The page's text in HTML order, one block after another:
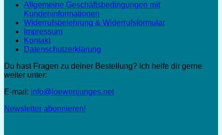
Allgemeine Geschäftsbedingungen mit
Kundeninformationen
Widerrufsbelehrung & Widerrufsformular
Impressum
Kontakt
Datenschutzerklärung
Du hast Fragen zu deiner Bestellung? Ich helfe dir gerne
weiter unter:
E-mail: info@loewenjunges.net
Newsletter abonnieren!